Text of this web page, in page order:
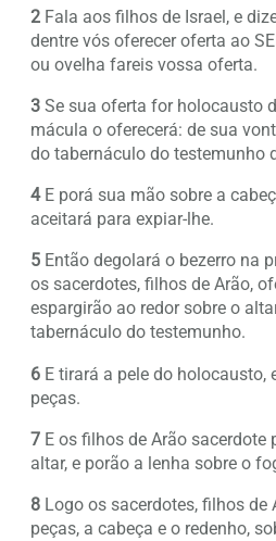
2 Fala aos filhos de Israel, e
dentre vós oferecer oferta ao
ou ovelha fareis vossa oferta.
3 Se sua oferta for holocausto
mácula o oferecerá: de sua
do tabernáculo do testemunho
4E porá sua mão sobre a
aceitará para expiar-lhe.
5 Então degolará o bezerro na
os sacerdotes, filhos de Arão,
espargirão ao redor sobre o
tabernáculo do testemunho.
6 E tirará a pele do holocausto,
peças.
7 E os filhos de Arão sacerdote
altar, e porão a lenha sobre o
8 Logo os sacerdotes, filhos de
peças, a cabeça e o redenho,